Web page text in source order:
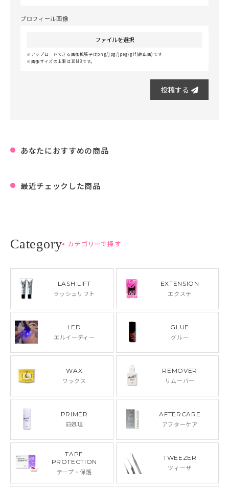
プロフィール画像
ファイルを選択
アップロードできる画像拡張子はpng/jpg/jpeg/gif(静止画)です
画像サイズの上限は10MBです。
投稿する
あなたにおすすめの商品
最近チェックした商品
カテゴリーで探す
LASH LIFT
ラッシュリフト
EXTENSION
エクステ
LED
エルイーディー
GLUE
グルー
WAX
ワックス
REMOVER
リムーバー
PRIMER
前処理
AFTERCARE
アフターケア
TAPE
PROTECTION
テープ・保護
TWEEZER
ツィーザ